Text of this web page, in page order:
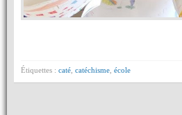
Étiquettes : caté catéchisme école